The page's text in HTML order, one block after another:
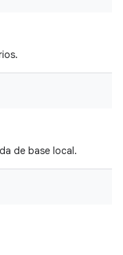
de base local.